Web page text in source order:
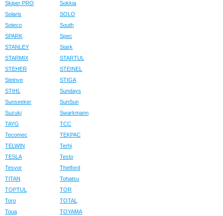
Skiper PRO
Sokkia
Solaris
SOLO
Soteco
South
SPARK
Spec
STANLEY
Stark
STARMIX
STARTUL
STEHER
STEINEL
Steinve
STIGA
STIHL
Sundays
Sunseeker
SunSun
Suzuki
Swarkmann
TAYG
TCC
Tecomec
TEKPAC
TELWIN
Terhi
TESLA
Testo
Tesvor
Thetford
TITAN
Tohatsu
TOPTUL
TOR
Toro
TOTAL
Toua
TOYAMA